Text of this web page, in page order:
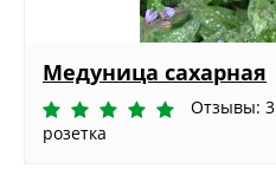
Медуница сахарная
Отзывы: 3
розетка